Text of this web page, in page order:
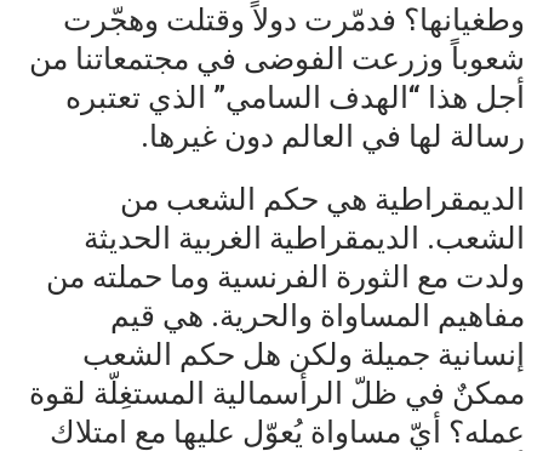
وطغيانها؟ فدمّرت دولاً وقتلت وهجّرت
شعوباً وزرعت الفوضى في مجتمعاتنا من
أجل هذا “الهدف السامي” الذي تعتبره
رسالة لها في العالم دون غيرها.
الديمقراطية هي حكم الشعب من
الشعب. الديمقراطية الغربية الحديثة
ولدت مع الثورة الفرنسية وما حملته من
مفاهيم المساواة والحرية. هي قيم
إنسانية جميلة ولكن هل حكم الشعب
ممكنٌ في ظلّ الرأسمالية المستغِلّة لقوة
عمله؟ أيّ مساواة يُعوّل عليها مع امتلاك